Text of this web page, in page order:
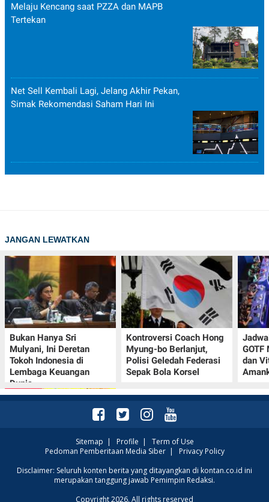
Melaju Kencang saat PZZA dan MAPB
Tertekan
Net Sell Kembali Lagi, Jelang Akhir Pekan,
Simak Rekomendasi Saham Hari Ini
JANGAN LEWATKAN
Bukan Hanya Sri
Mulyani, Ini Deretan
Tokoh Indonesia di
Lembaga Keuangan
Dunia
Kontroversi Coach Hong
Myung-bo Berlanjut,
Polisi Geledah Federasi
Sepak Bola Korsel
GOTF
dan
Promo JSM Alfamart 7–
9 Agustus 2026, Minyak
Sitemap | Profile | Term of Use
Pedoman Pemberitaan Media Siber| Privacy Policy
Disclaimer: Seluruh konten berita yang ditayangkan di kontan.co.id ini
merupakan tanggung jawab Pemimpin Redaksi.
Copyright 2026. All rights reserved